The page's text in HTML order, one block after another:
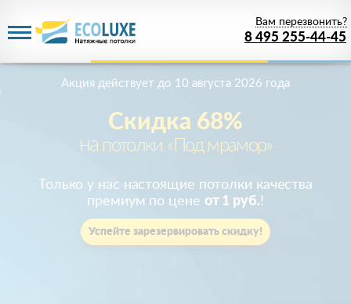
8 495 255-44-45
Вам перезвонить?
Скидка 68%
на потолки «Под мрамор»
Акция действует до 10 августа 2026 года
Только у нас настоящие потолки качества
премиум по цене от 1 руб.!
Успейте зарезервировать скидку!